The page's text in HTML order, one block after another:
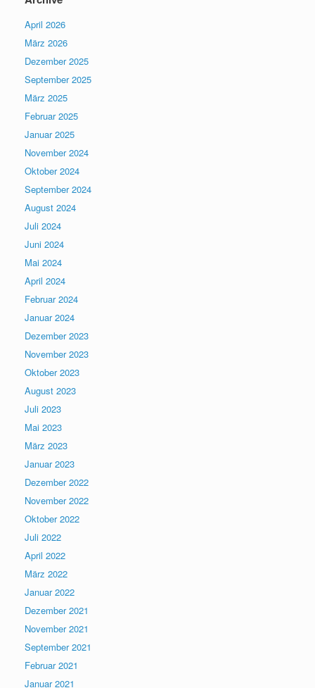
April 2026
März 2026
Dezember 2025
September 2025
März 2025
Februar 2025
Januar 2025
November 2024
Oktober 2024
September 2024
August 2024
Juli 2024
Juni 2024
Mai 2024
April 2024
Februar 2024
Januar 2024
Dezember 2023
November 2023
Oktober 2023
August 2023
Juli 2023
Mai 2023
März 2023
Januar 2023
Dezember 2022
November 2022
Oktober 2022
Juli 2022
April 2022
März 2022
Januar 2022
Dezember 2021
November 2021
September 2021
Februar 2021
Januar 2021